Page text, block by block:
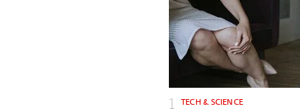
ΤECH & SCIENCE